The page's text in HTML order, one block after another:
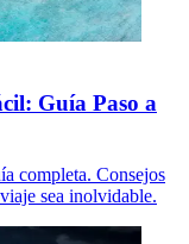
Guía Paso a
completa. Consejos
sea inolvidable.